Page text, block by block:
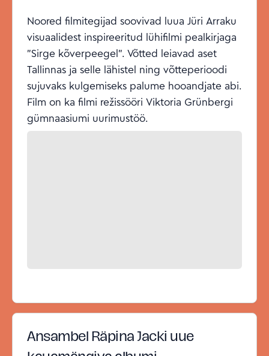
Noored filmitegijad soovivad luua Jüri Arraku
visuaalidest inspireeritud lühifilmi pealkirjaga
"Sirge kõverpeegel". Võtted leiavad aset
Tallinnas ja selle lähistel ning võtteperioodi
sujuvaks kulgemiseks palume hooandjate abi.
Film on ka filmi režissööri Viktoria Grünbergi
gümnaasiumi uurimustöö.
Ansambel Räpina Jacki uue